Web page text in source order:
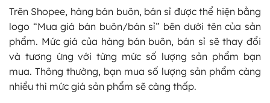
Trên Shopee, hàng bán buôn, bán sỉ được thể hiện bằng
logo “Mua giá bán buôn/bán sỉ” bên dưới tên của sản
phẩm. Mức giá của hàng bán buôn, bán sỉ sẽ thay đổi
và tương ứng với từng mức số lượng sản phẩm bạn
mua. Thông thường, bạn mua số lượng sản phẩm càng
nhiều thì mức giá sản phẩm sẽ càng thấp.